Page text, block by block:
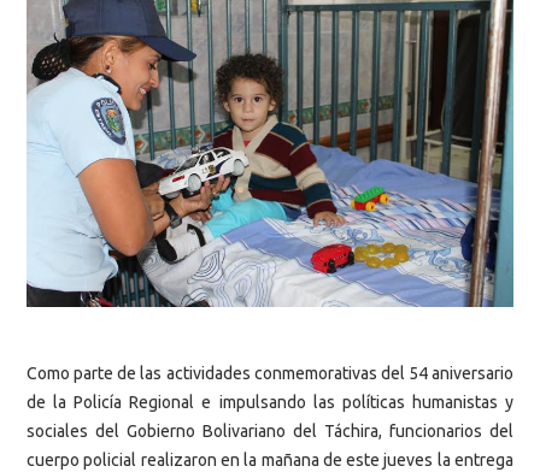
Como parte de las actividades conmemorativas del 54 aniversario
de la Policía Regional e impulsando las políticas humanistas y
sociales del Gobierno Bolivariano del Táchira, funcionarios del
cuerpo policial realizaron en la mañana de este jueves la entrega